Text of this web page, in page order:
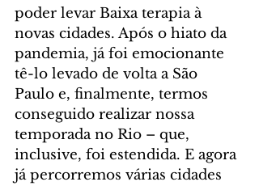
poder levar Baixa terapia à
novas cidades. Após o hiato da
pandemia, já foi emocionante
tê-lo levado de volta a São
Paulo e, finalmente, termos
conseguido realizar nossa
temporada no Rio – que,
inclusive, foi estendida. E agora
já percorremos várias cidades